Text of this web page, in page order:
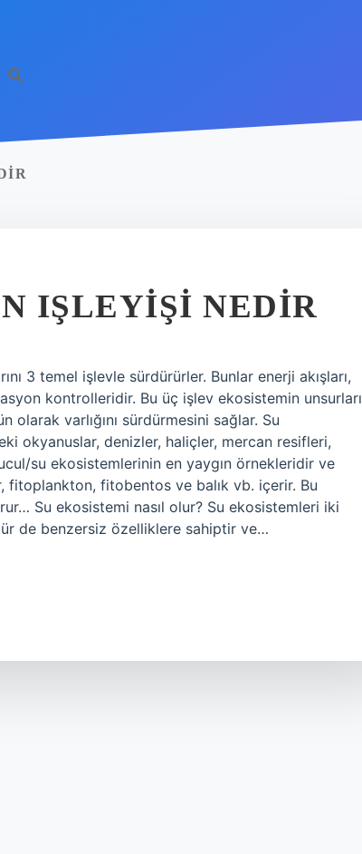
IŞLEYIŞI NEDIR
3 temel işlevle sürdürürler. Bunlar enerji akışları,
kontrolleridir. Bu üç işlev ekosistemin unsurları
varlığını sürdürmesini sağlar. Su
okyanuslar, denizler, haliçler, mercan resifleri,
su ekosistemlerinin en yaygın örnekleridir ve
fitoplankton, fitobentos ve balık vb. içerir. Bu
Su ekosistemi nasıl olur? Su ekosistemleri iki
de benzersiz özelliklere sahiptir ve…